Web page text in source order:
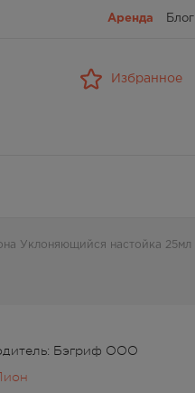
Аренда Блог
Избранное
Уклоняющийся настойка 25мл
Бэгриф ООО